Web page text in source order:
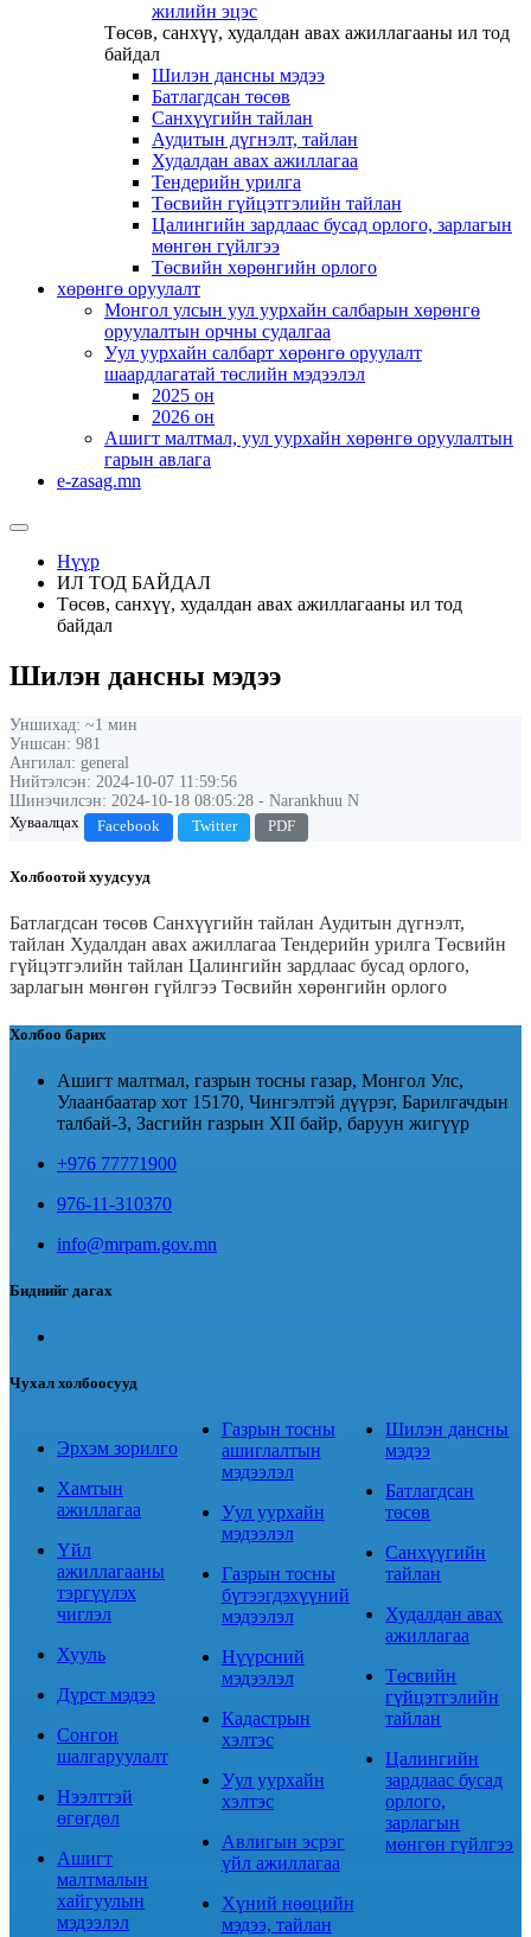
жилийн эцэс
Төсөв, санхүү, худалдан авах ажиллагааны ил тод
байдал
Шилэн дансны мэдээ
Батлагдсан төсөв
Санхүүгийн тайлан
Аудитын дүгнэлт, тайлан
Худалдан авах ажиллагаа
Тендерийн урилга
Төсвийн гүйцэтгэлийн тайлан
Цалингийн зардлаас бусад орлого, зарлагын
мөнгөн гүйлгээ
Төсвийн хөрөнгийн орлого
хөрөнгө оруулалт
Монгол улсын уул уурхайн салбарын хөрөнгө
оруулалтын орчны судалгаа
Уул уурхайн салбарт хөрөнгө оруулалт
шаардлагатай төслийн мэдээлэл
2025 он
2026 он
Ашигт малтмал, уул уурхайн хөрөнгө оруулалтын
гарын авлага
e-zasag.mn
Нүүр
ИЛ ТОД БАЙДАЛ
Төсөв, санхүү, худалдан авах ажиллагааны ил тод
байдал
Шилэн дансны мэдээ
Уншихад: ~1 мин
Уншсан: 981
Ангилал: general
Нийтэлсэн: 2024-10-07 11:59:56
Шинэчилсэн: 2024-10-18 08:05:28 - Narankhuu N
Хуваалцах
Facebook Twitter PDF
Холбоотой хуудсууд
Батлагдсан төсөв Санхүүгийн тайлан Аудитын дүгнэлт,
тайлан Худалдан авах ажиллагаа Тендерийн урилга Төсвийн
гүйцэтгэлийн тайлан Цалингийн зардлаас бусад орлого,
зарлагын мөнгөн гүйлгээ Төсвийн хөрөнгийн орлого
Холбоо барих
Ашигт малтмал, газрын тосны газар, Монгол Улс,
Улаанбаатар хот 15170, Чингэлтэй дүүрэг, Барилгачдын
талбай-3, Засгийн газрын XII байр, баруун жигүүр
+976 77771900
976-11-310370
info@mrpam.gov.mn
Биднийг дагах
Чухал холбоосууд
Эрхэм зорилго
Хамтын
ажиллагаа
Үйл
ажиллагааны
тэргүүлэх
чиглэл
Хууль
Дүрст мэдээ
Сонгон
шалгаруулалт
Нээлттэй
өгөгдөл
Ашигт
малтмалын
хайгуулын
мэдээлэл
Газрын тосны
ашиглалтын
мэдээлэл
Уул уурхайн
мэдээлэл
Газрын тосны
бүтээгдэхүүний
мэдээлэл
Нүүрсний
мэдээлэл
Кадастрын
хэлтэс
Уул уурхайн
хэлтэс
Авлигын эсрэг
үйл ажиллагаа
Хүний нөөцийн
мэдээ, тайлан
Шилэн дансны
мэдээ
Батлагдсан
төсөв
Санхүүгийн
тайлан
Худалдан авах
ажиллагаа
Төсвийн
гүйцэтгэлийн
тайлан
Цалингийн
зардлаас бусад
орлого,
зарлагын
мөнгөн гүйлгээ